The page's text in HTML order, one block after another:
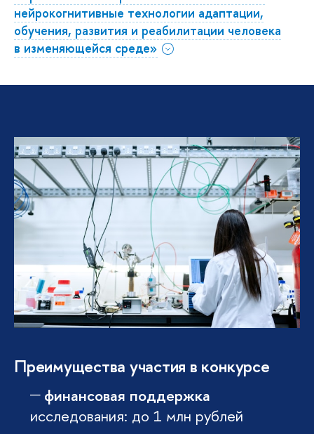
нейрокогнитивные технологии адаптации,
обучения, развития и реабилитации человека
в изменяющейся среде»
Преимущества участия в конкурсе
финансовая поддержка
исследования: до 1 млн рублей